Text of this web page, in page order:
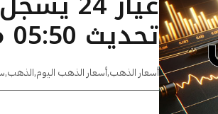
تحديث 05:50 مساءًا
أسعار الذهب,أسعار الذهب اليوم,الذهب,